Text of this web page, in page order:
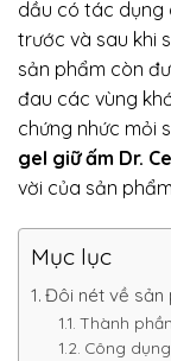
dầu có tác dụng
trước và sau khi
sản phẩm còn
đau các vùng
chứng nhức mỏi
gel giữ ấm Dr.
vời của sản
Mục lục
Đôi nét về sản
Thành phần
Công dụng